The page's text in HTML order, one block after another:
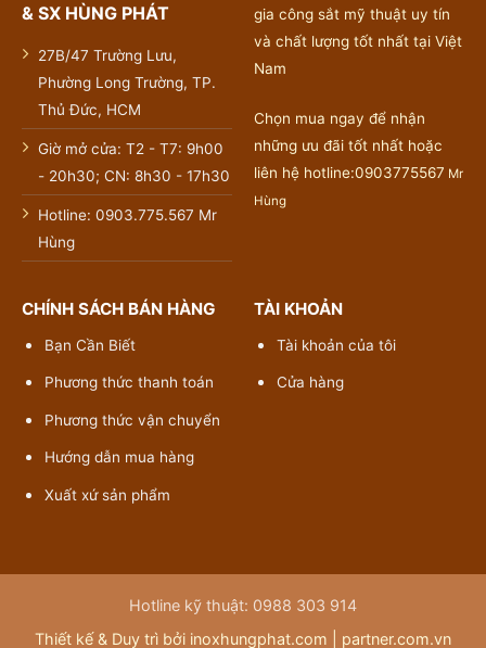
& SX HÙNG PHÁT
27B/47 Trường Lưu,
Phường Long Trường, TP.
Thủ Đức, HCM
Giờ mở cửa: T2 - T7: 9h00
- 20h30; CN: 8h30 - 17h30
Hotline: 0903.775.567 Mr
Hùng
gia công sắt mỹ thuật uy tín
và chất lượng tốt nhất tại Việt
Nam
Chọn mua ngay để nhận
những ưu đãi tốt nhất hoặc
liên hệ hotline:0903775567 Mr
Hùng
CHÍNH SÁCH BÁN HÀNG
Bạn Cần Biết
Phương thức thanh toán
Phương thức vận chuyển
Hướng dẫn mua hàng
Xuất xứ sản phẩm
TÀI KHOẢN
Tài khoản của tôi
Cửa hàng
Hotline kỹ thuật: 0988 303 914
Thiết kế & Duy trì bởi inoxhungphat.com | partner.com.vn